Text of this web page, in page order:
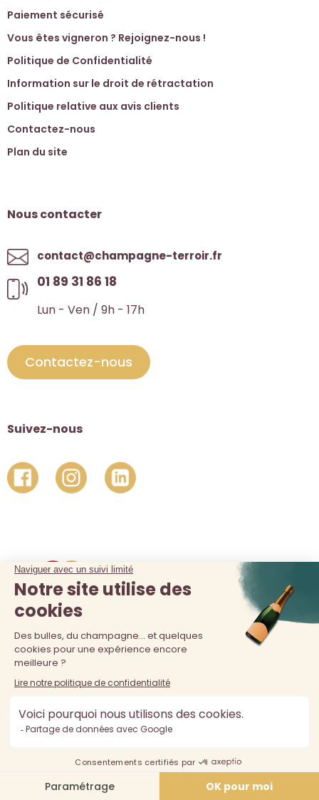
Paiement sécurisé
Vous êtes vigneron ? Rejoignez-nous !
Politique de Confidentialité
Information sur le droit de rétractation
Politique relative aux avis clients
Contactez-nous
Plan du site
Nous contacter
contact@champagne-terroir.fr
01 89 31 86 18
Lun - Ven / 9h - 17h
Contactez-nous
Suivez-nous
La vente d'alcool est interdite au moins de 18 ans. L'abus
d'alcool est dangereux pour la santé, à consommer avec
modération.